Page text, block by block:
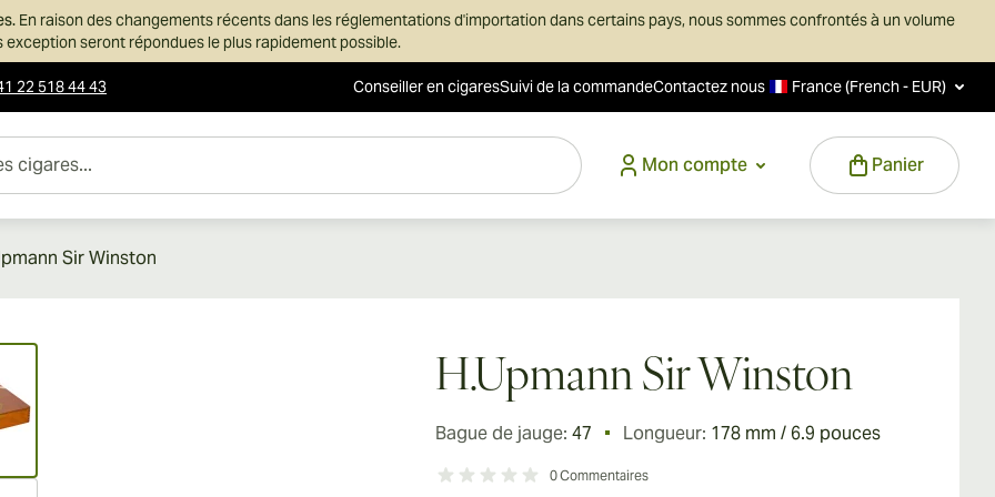
En raison des changements récents dans les réglementations d'importation dans certains pays, nous sommes confrontés à un volume
seront répondues le plus rapidement possible.
22 518 44 43 Conseiller en cigaresSuivi de la commandeContactez nous France (French - EUR)
Mon compte
Panier
Sir Winston
larger image
H.Upmann Sir Winston
Bague de jauge: 47 Longueur: 178 mm / 6.9 pouces
0Commentaires